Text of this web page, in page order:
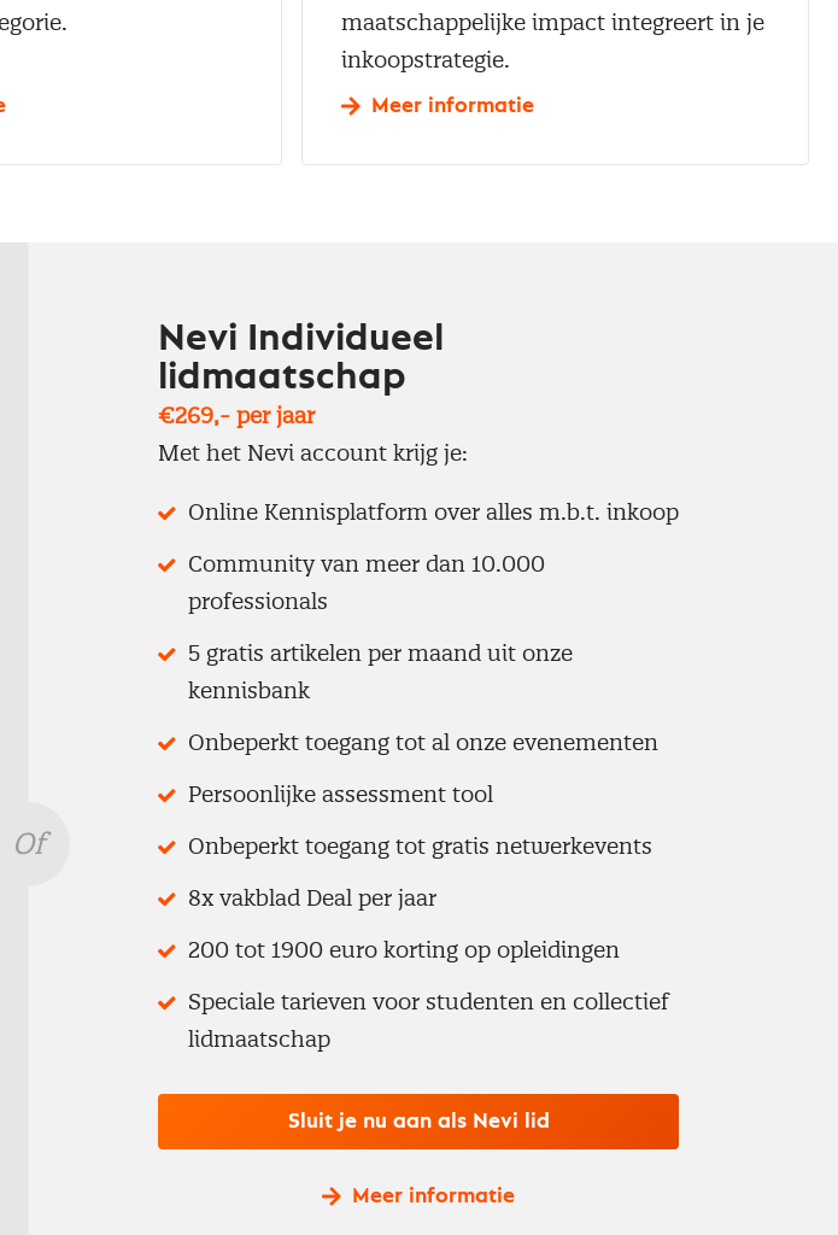
maatschappelijke impact integreert in je
inkoopstrategie.
Meer informatie
Nevi Individueel
lidmaatschap
€269,- per jaar
Met het Nevi account krijg je:
Online Kennisplatform over alles m.b.t. inkoop
Community van meer dan 10.000
professionals
5 gratis artikelen per maand uit onze
kennisbank
Onbeperkt toegang tot al onze evenementen
Persoonlijke assessment tool
Onbeperkt toegang tot gratis netwerkevents
8x vakblad Deal per jaar
200 tot 1900 euro korting op opleidingen
Speciale tarieven voor studenten en collectief
lidmaatschap
Sluit je nu aan als Nevi lid
Meer informatie
Of